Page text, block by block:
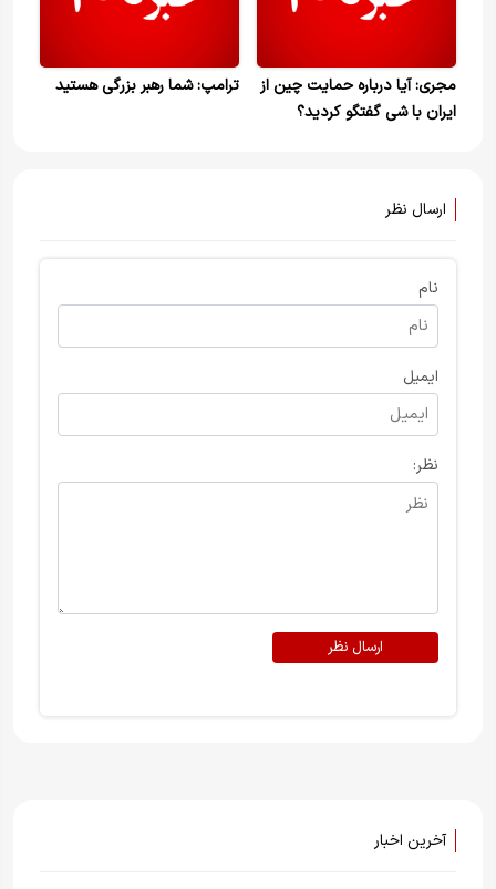
مجری: آیا درباره حمایت چین از
ایران با شی گفتگو کردید؟
ترامپ: شما رهبر بزرگی هستید
ارسال نظر
نام
ایمیل
نظر:
ارسال نظر
آخرین اخبار